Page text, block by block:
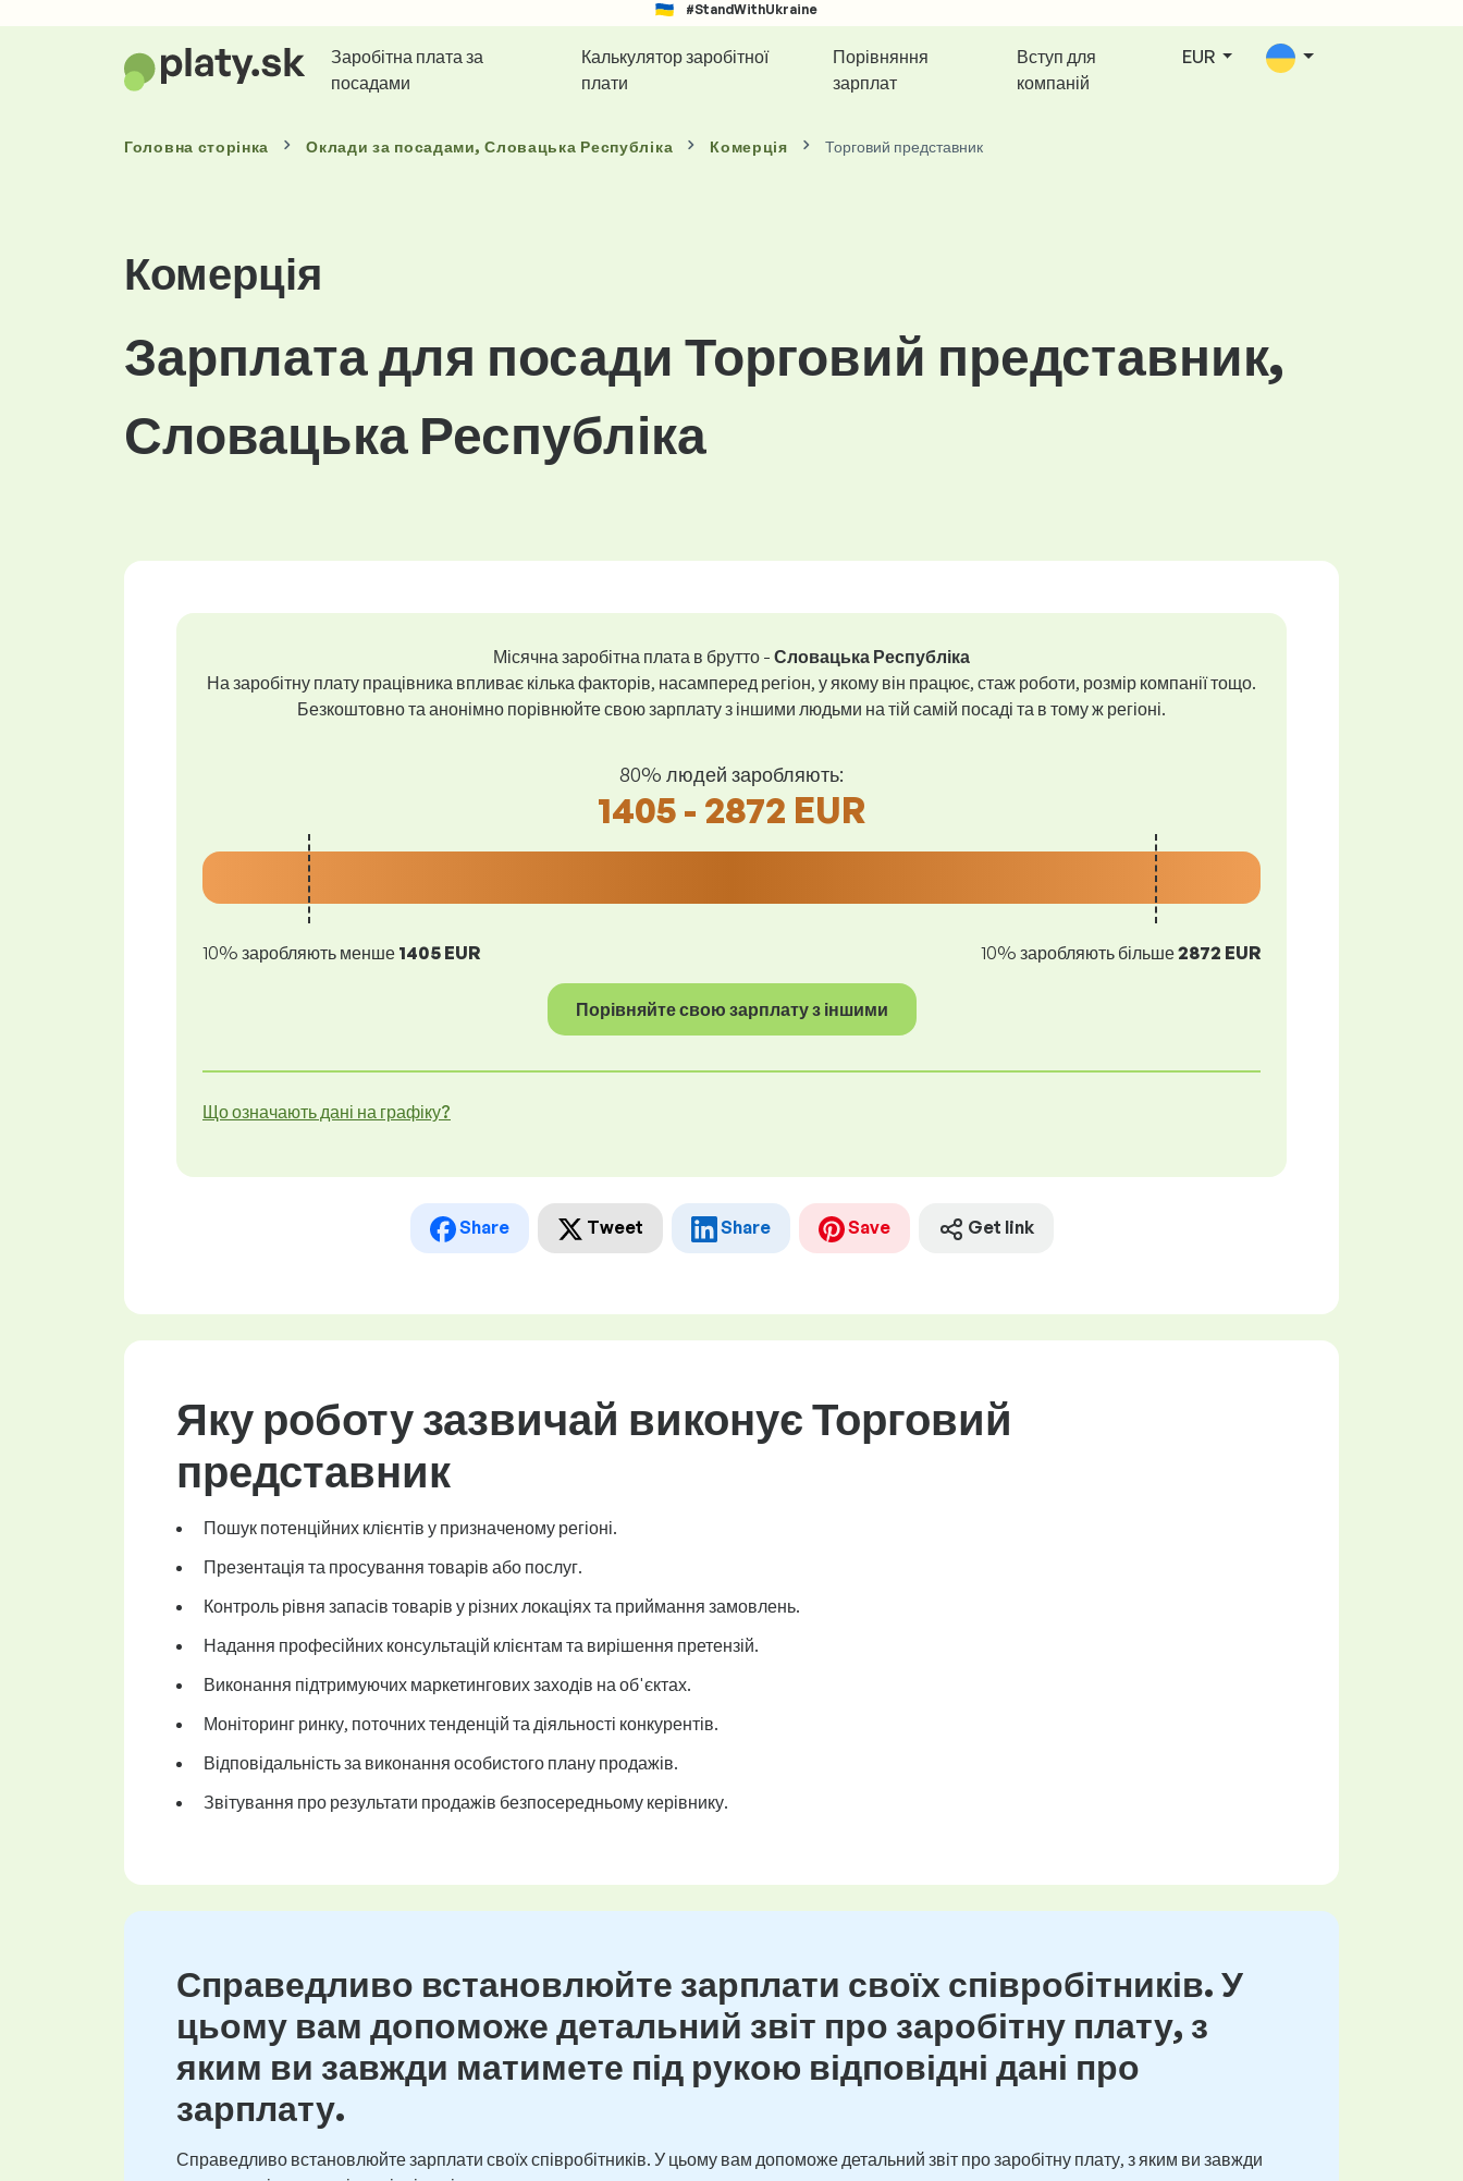
#StandWithUkraine
Заробітна плата за
посадами
Калькулятор заробітної
плати
Порівняння
зарплат
Вступ для
компаній
EUR
Головна сторінка Окладиза посадами, Словацька Республіка Комерція Торговий представник
Комерція
Зарплата для посади Торговий представник,
Словацька Республіка
Місячна заробітна плата в брутто - Словацька Республіка
На заробітну плату працівника впливає кілька факторів, насамперед регіон, у якому він працює, стаж роботи, розмір компанії тощо.
Безкоштовно та анонімно порівнюйте свою зарплату з іншими людьми на тій самій посаді та в тому ж регіоні.
80% людей заробляють:
1405 - 2872 EUR
10% заробляють менше 1405 EUR 10% заробляють більше2872 EUR
Порівняйте свою зарплату з іншими
Що означають дані на графіку?
Share Tweet Share Save Get link
Яку роботу зазвичай виконує Торговий
представник
Пошук потенційних клієнтів у призначеному регіоні.
Презентація та просування товарів або послуг.
Контроль рівня запасів товарів у різних локаціях та приймання замовлень.
Надання професійних консультацій клієнтам та вирішення претензій.
Виконання підтримуючих маркетингових заходів на об'єктах.
Моніторинг ринку, поточних тенденцій та діяльності конкурентів.
Відповідальність за виконання особистого плану продажів.
Звітування про результати продажів безпосередньому керівнику.
Справедливо встановлюйте зарплати своїх співробітників. У
цьому вам допоможе детальний звіт про заробітну плату, з
яким ви завжди матимете під рукою відповідні дані про
зарплату.
Справедливо встановлюйте зарплати своїх співробітників. У цьому вам допоможе детальний звіт про заробітну плату, з яким ви завжди